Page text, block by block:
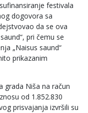
festivala
dogovora sa
da se ova
pri čemu se
„Naisus saund“
prikazanim
grada Niša na račun
od 1.852.830
prisvajanja izvršili su